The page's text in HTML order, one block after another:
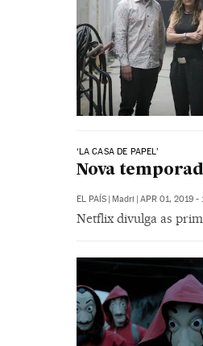
‘LA CASA DE PAPEL’
Nova
EL PAÍS Madri APR 01, 2019 -
Netflix divulga as